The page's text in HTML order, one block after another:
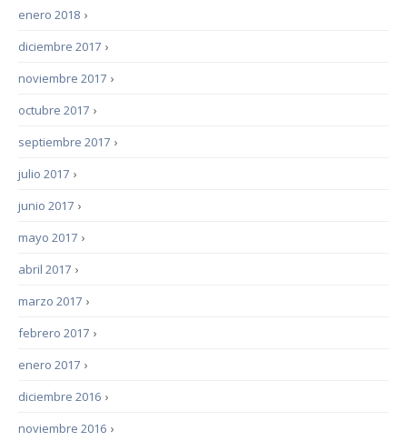
›
enero 2018
›
diciembre 2017
›
noviembre 2017
›
octubre 2017
›
septiembre 2017
›
julio 2017
›
junio 2017
›
mayo 2017
›
abril 2017
›
marzo 2017
›
febrero 2017
›
enero 2017
›
diciembre 2016
›
noviembre 2016